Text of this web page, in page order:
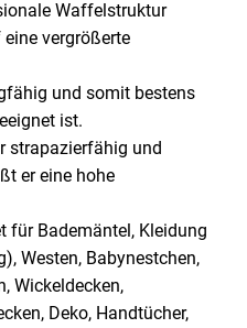
Waffelstruktur
vergrößerte
und somit bestens
ist.
strapazierfähig und
er eine hohe
für Bademäntel, Kleidung
Westen, Babynestchen,
Wickeldecken,
Deko, Handtücher,